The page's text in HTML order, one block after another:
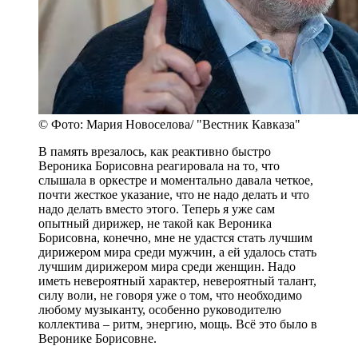
© Фото: Мария Новоселова/ "Вестник Кавказа"
В память врезалось, как реактивно быстро
Вероника Борисовна реагировала на то, что
слышала в оркестре и моментально давала четкое,
почти жесткое указание, что не надо делать и что
надо делать вместо этого. Теперь я уже сам
опытный дирижер, не такой как Вероника
Борисовна, конечно, мне не удастся стать лучшим
дирижером мира среди мужчин, а ей удалось стать
лучшим дирижером мира среди женщин. Надо
иметь невероятный характер, невероятный талант,
силу воли, не говоря уже о том, что необходимо
любому музыканту, особенно руководителю
коллектива – ритм, энергию, мощь. Всё это было в
Веронике Борисовне.